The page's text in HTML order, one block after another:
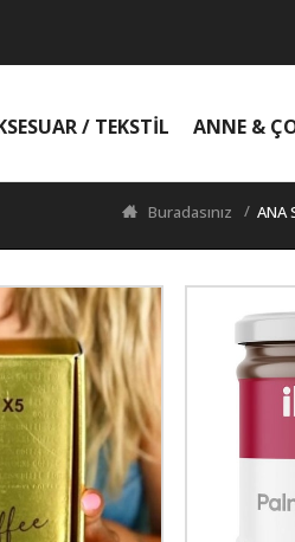
/ TEKSTİL ANNE &
Buradasınız ANA